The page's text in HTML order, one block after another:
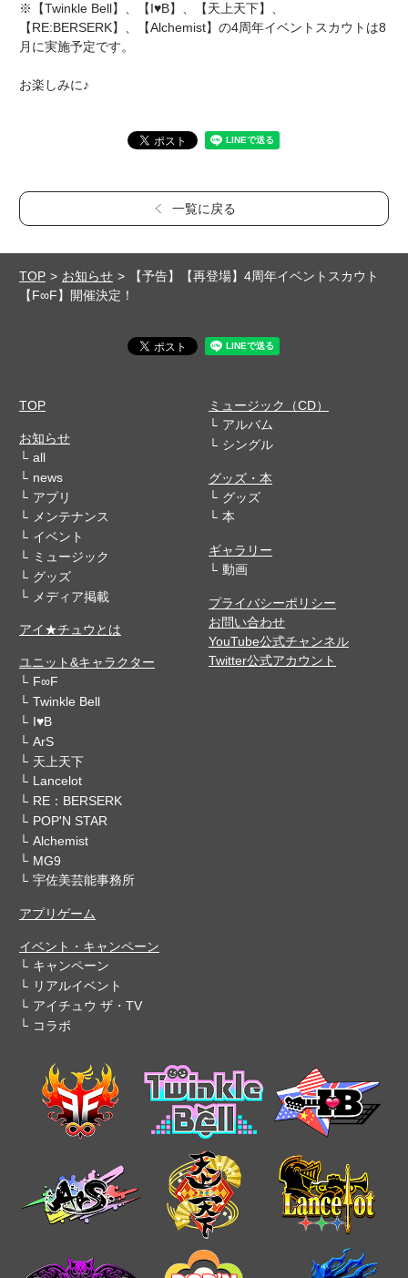
※【Twinkle Bell】、【I♥B】、【天上天下】、
【RE:BERSERK】、【Alchemist】の4周年イベントスカウトは8
月に実施予定です。
お楽しみに♪
一覧に戻る
TOP お知らせ
【予告】【再登場】4周年イベントスカウト
【F∞F】開催決定！
TOP
お知らせ
all
news
アプリ
メンテナンス
イベント
ミュージック
グッズ
メディア掲載
アイ★チュウとは
ユニット&キャラクター
F∞F
Twinkle Bell
I♥B
ArS
天上天下
Lancelot
RE：BERSERK
POP'N STAR
Alchemist
MG9
宇佐美芸能事務所
アプリゲーム
イベント・キャンペーン
キャンペーン
リアルイベント
アイチュウ ザ・TV
コラボ
ミュージック（CD）
アルバム
シングル
グッズ・本
グッズ
本
ギャラリー
動画
プライバシーポリシー
お問い合わせ
YouTube公式チャンネル
Twitter公式アカウント